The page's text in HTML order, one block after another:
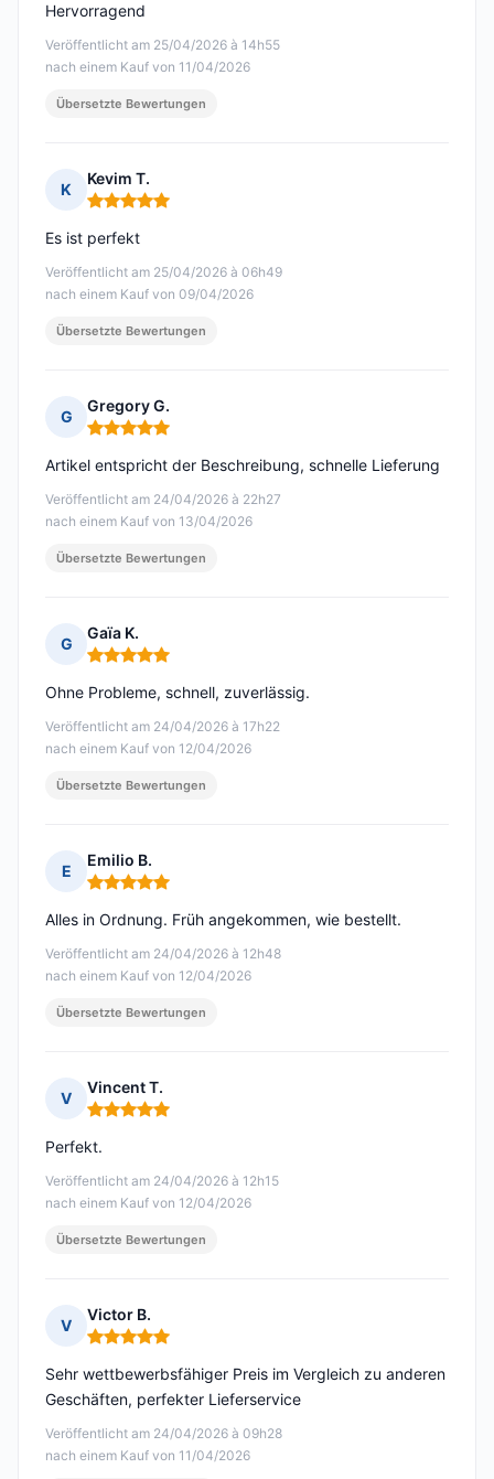
Veröffentlicht am 25/04/2026 à 14h55
nach einem Kauf von 11/04/2026
Hervorragend
Übersetzte Bewertungen
K
Kevim T.
Hinweis: 5 von 5
Veröffentlicht am 25/04/2026 à 06h49
nach einem Kauf von 09/04/2026
Es ist perfekt
Übersetzte Bewertungen
G
Gregory G.
Hinweis: 5 von 5
Veröffentlicht am 24/04/2026 à 22h27
nach einem Kauf von 13/04/2026
Artikel entspricht der Beschreibung, schnelle Lieferung
Übersetzte Bewertungen
G
Gaïa K.
Hinweis: 5 von 5
Veröffentlicht am 24/04/2026 à 17h22
nach einem Kauf von 12/04/2026
Ohne Probleme, schnell, zuverlässig.
Übersetzte Bewertungen
E
Emilio B.
Hinweis: 5 von 5
Veröffentlicht am 24/04/2026 à 12h48
nach einem Kauf von 12/04/2026
Alles in Ordnung. Früh angekommen, wie bestellt.
Übersetzte Bewertungen
V
Vincent T.
Hinweis: 5 von 5
Veröffentlicht am 24/04/2026 à 12h15
nach einem Kauf von 12/04/2026
Perfekt.
Übersetzte Bewertungen
V
Victor B.
Hinweis: 5 von 5
Veröffentlicht am 24/04/2026 à 09h28
nach einem Kauf von 11/04/2026
Sehr wettbewerbsfähiger Preis im Vergleich zu anderen
Geschäften, perfekter Lieferservice